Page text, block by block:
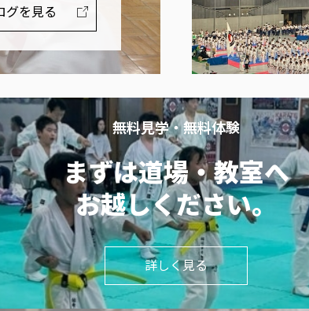
グを見る
無料見学・無料体験
まずは道場・教室へ
お越しください。
詳しく見る